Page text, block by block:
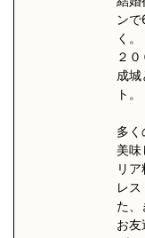
ン
く。
２
成城
ト。
多く
美味
リ
レ
た、
お友